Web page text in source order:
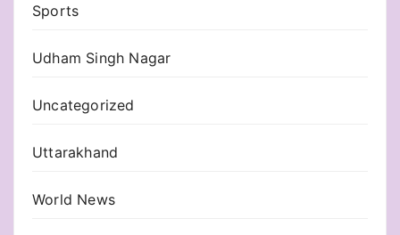
Sports
Udham Singh Nagar
Uncategorized
Uttarakhand
World News